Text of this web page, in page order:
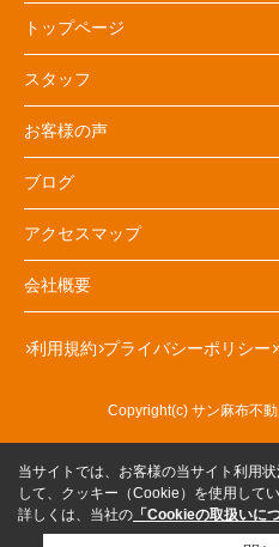
トップページ
スタッフ
お客様の声
ブログ
アクセスマップ
会社概要
利用規約 プライバシーポリシー
Copyright(c) サン麻布不
当サイトでは、お客様の当サイト利用
して、クッキー（Cookie）を使用してい
詳しくは、当社の 「Cookieの取扱いに